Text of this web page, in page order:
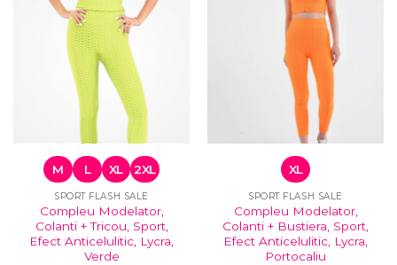
M L XL 2XL
SPORT FLASH SALE
Compleu Modelator,
Colanti + Tricou, Sport,
Efect Anticelulitic, Lycra,
Verde
XL
SPORT FLASH SALE
Compleu Modelator,
Colanti + Bustiera, Sport,
Efect Anticelulitic, Lycra,
Portocaliu